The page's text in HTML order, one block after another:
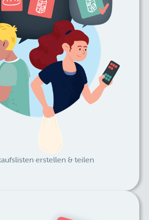
erstellen & teilen